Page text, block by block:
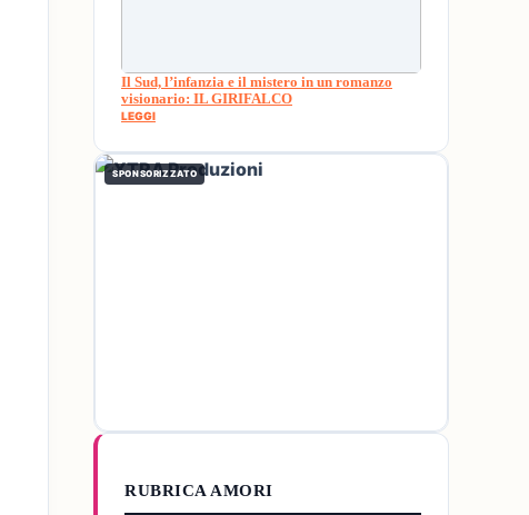
Il Sud, l’infanzia e il mistero in un romanzo
visionario: IL GIRIFALCO
LEGGI
SPONSORIZZATO
RUBRICA AMORI